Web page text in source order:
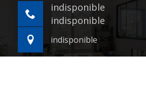
indisponible
indisponible
indisponible